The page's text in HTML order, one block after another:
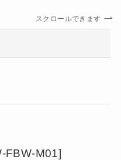
スクロールできます
FBW-M01]